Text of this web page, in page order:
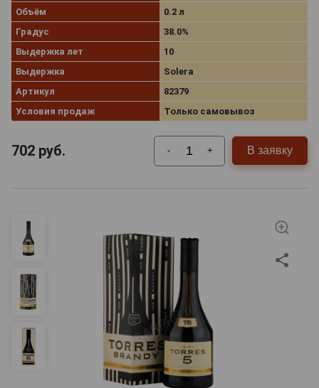
Объём
0.2 л
Градус
38.0%
Выдержка лет
10
Выдержка
Solera
Артикул
82379
Условия продаж
Только самовывоз
702 руб. - + В заявку